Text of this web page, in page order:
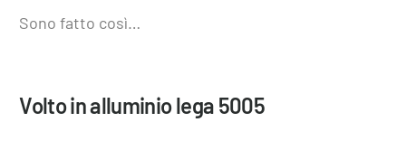
Sono fatto così…
Volto in alluminio lega 5005